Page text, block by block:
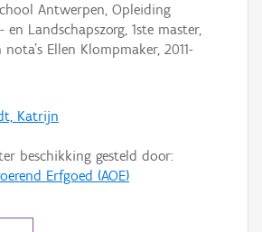
Antwerpen, Opleiding
en Landschapszorg, 1ste master,
Ellen Klompmaker, 2011-
Katrijn
beschikking gesteld door:
Erfgoed (AOE)